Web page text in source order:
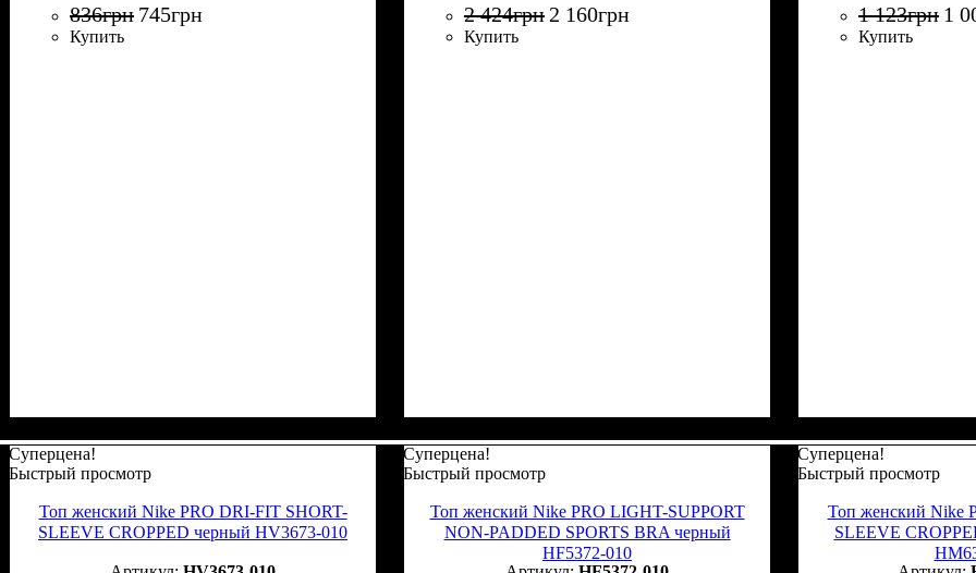
836грн 745грн
Купить
2 424грн 2 160грн
Купить
1 123грн 1
Купить
Суперцена!
Быстрый просмотр
Топ женский Nike PRO DRI-FIT SHORT-
SLEEVE CROPPED черный HV3673-010
Суперцена!
Быстрый просмотр
Топ женский Nike PRO LIGHT-SUPPORT
NON-PADDED SPORTS BRA черный
HF5372-010
Суперцена!
Быстрый просмотр
Топ женский Nike
SLEEVE